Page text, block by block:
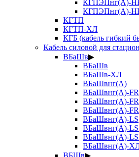
КГПЭПнг(А)-
КГПЭПнг(А)-
КГТП
КГТП-ХЛ
КГБ (кабель гибкий
Кабель силовой для
ВБаШв▶
ВБаШв
ВБаШв-ХЛ
ВБаШвнг(А)
ВБаШвнг(А)-
ВБаШвнг(А)-
ВБаШвнг(А)-
ВБаШвнг(А)-LS
ВБаШвнг(А)-
ВБаШвнг(А)-
ВБаШвнг(А)-
ВБШв▶